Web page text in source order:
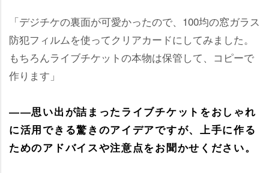
「デジチケの裏面が可愛かったので、100均の窓ガラス
防犯フィルムを使ってクリアカードにしてみました。
もちろんライブチケットの本物は保管して、コピーで
作ります」
――思い出が詰まったライブチケットをおしゃれ
に活用できる驚きのアイデアですが、上手に作る
ためのアドバイスや注意点をお聞かせください。